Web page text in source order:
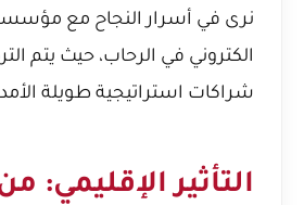
نرى في أسرار النجاح مع
الكتروني في الرحاب، حيث يتم
شراكات استراتيجية طويلة
التأثير الإقليمي: